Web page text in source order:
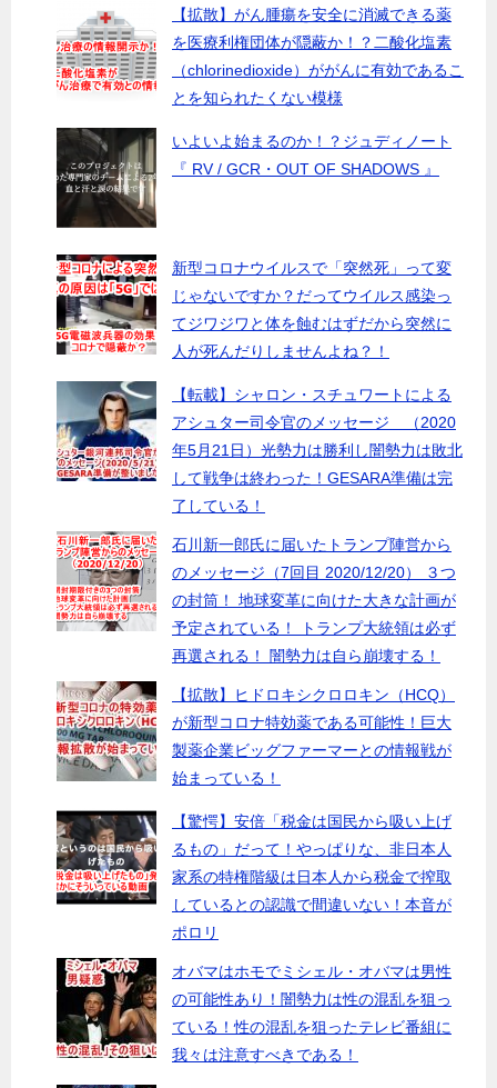
【拡散】がん腫瘍を安全に消滅できる薬
を医療利権団体が隠蔽か！？二酸化塩素
（chlorinedioxide）ががんに有効であるこ
とを知られたくない模様
いよいよ始まるのか！？ジュディノート
『 RV / GCR・OUT OF SHADOWS 』
新型コロナウイルスで「突然死」って変
じゃないですか？だってウイルス感染っ
てジワジワと体を蝕むはずだから突然に
人が死んだりしませんよね？！
【転載】シャロン・スチュワートによる
アシュター司令官のメッセージ （2020
年5月21日）光勢力は勝利し闇勢力は敗北
して戦争は終わった！GESARA準備は完
了している！
石川新一郎氏に届いたトランプ陣営から
のメッセージ（7回目 2020/12/20） ３つ
の封筒！ 地球変革に向けた大きな計画が
予定されている！ トランプ大統領は必ず
再選される！ 闇勢力は自ら崩壊する！
【拡散】ヒドロキシクロロキン（HCQ）
が新型コロナ特効薬である可能性！巨大
製薬企業ビッグファーマーとの情報戦が
始まっている！
【驚愕】安倍「税金は国民から吸い上げ
るもの」だって！やっぱりな、非日本人
家系の特権階級は日本人から税金で搾取
しているとの認識で間違いない！本音が
ポロリ
オバマはホモでミシェル・オバマは男性
の可能性あり！闇勢力は性の混乱を狙っ
ている！性の混乱を狙ったテレビ番組に
我々は注意すべきである！